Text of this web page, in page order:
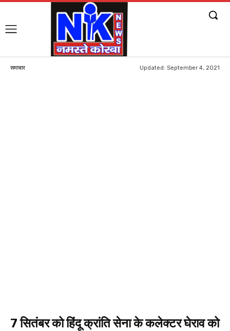
समाचार Updated: September 4, 2021
7 सितंबर को हिंदू क्रांति सेना के कलेक्टर घेराव को